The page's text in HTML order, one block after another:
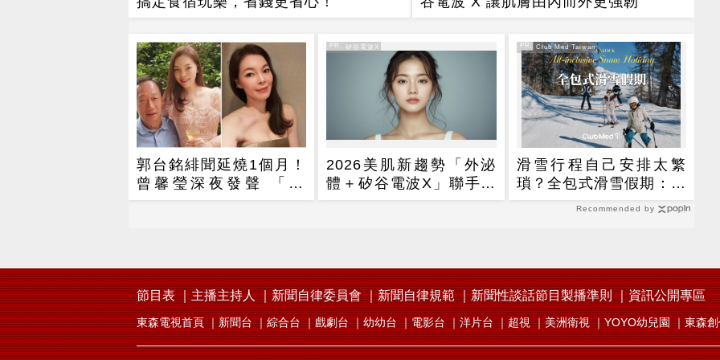
郭台銘緋聞延燒1個月！
曾馨瑩深夜發聲 「24
字」 吐盡最心繫的事
PR
2026美肌新趨勢「外泌
體＋矽谷電波X」聯手，
開啟高階養膚新世代
PR・矽谷電波X PR
滑雪行程自己安排太繁
瑣？全包式滑雪假期：出
門即雪場，一價全包不怕
PR・Club Med Taiwan
Recommended by
節目表 主播主持人 新聞自律委員會 新聞自律規範 新聞性談話節目製播準則 資訊公開專區
東森電視首頁 新聞台 綜合台 戲劇台 幼幼台 電影台 洋片台 超視 美洲衛視 YOYO幼兒園 東森